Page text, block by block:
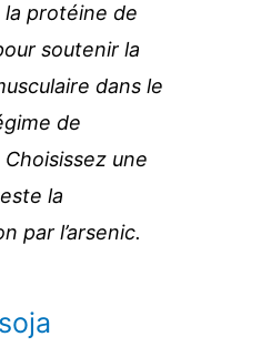
protéine de
soutenir la
dans le
de
une
la
par l’arsenic.